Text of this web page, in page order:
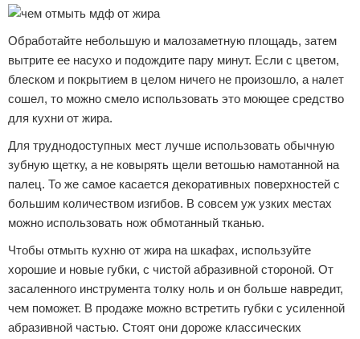
Обработайте небольшую и малозаметную площадь, затем
вытрите ее насухо и подождите пару минут. Если с цветом,
блеском и покрытием в целом ничего не произошло, а налет
сошел, то можно смело использовать это моющее средство
для кухни от жира.
Для труднодоступных мест лучше использовать обычную
зубную щетку, а не ковырять щели ветошью намотанной на
палец. То же самое касается декоративных поверхностей с
большим количеством изгибов. В совсем уж узких местах
можно использовать нож обмотанный тканью.
Чтобы отмыть кухню от жира на шкафах, используйте
хорошие и новые губки, с чистой абразивной стороной. От
засаленного инструмента толку ноль и он больше навредит,
чем поможет. В продаже можно встретить губки с усиленной
абразивной частью. Стоят они дороже классических